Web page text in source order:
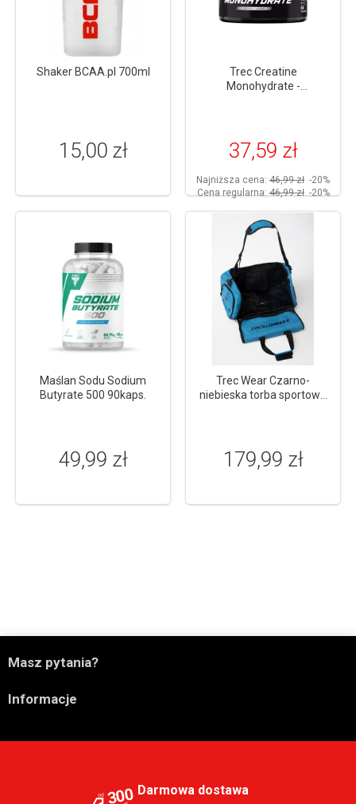
Shaker BCAA.pl 700ml
15,00 zł
Trec Creatine
Monohydrate -
37,59 zł
Najniższa cena: 46,99 zł -20%
Cena regularna:46,99 zł -20%
Maślan Sodu Sodium
Butyrate 500 90kaps.
49,99 zł
Trec Wear Czarno-
niebieska torba sportowa
179,99 zł
Masz pytania?
Informacje
300 Darmowa dostawa